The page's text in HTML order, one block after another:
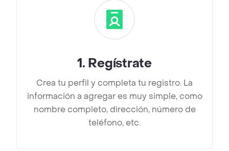
1. Regístrate
Crea tu perfil y completa tu registro. La
información a agregar es muy simple, como
nombre completo, dirección, número de
teléfono, etc.